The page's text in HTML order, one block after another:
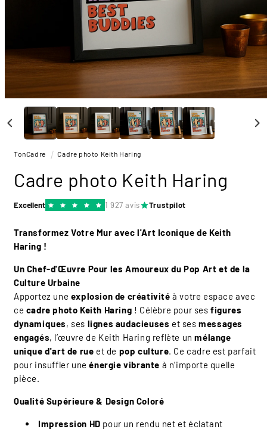
média
fenêtre
TonCadre Cadre photo Keith Haring
Cadre photo Keith Haring
Excellent 1 927 avis Trustpilot
Transformez Votre Mur avec l'Art Iconique de Keith
Haring !
Un Chef-d'Œuvre Pour les Amoureux du Pop Art et de la
Culture Urbaine
Apportez une explosion de créativité à votre espace avec
ce cadre photo Keith Haring ! Célèbre pour sesfigures
dynamiques, ses lignes audacieuses et sesmessages
engagés, l’œuvre de Keith Haring reflète unmélange
unique d'art de rue et de pop culture. Ce cadre est parfait
pour insuffler uneénergie vibrante à n’importe quelle
pièce.
Qualité Supérieure & Design Coloré
Impression HD pour un rendu net et éclatant